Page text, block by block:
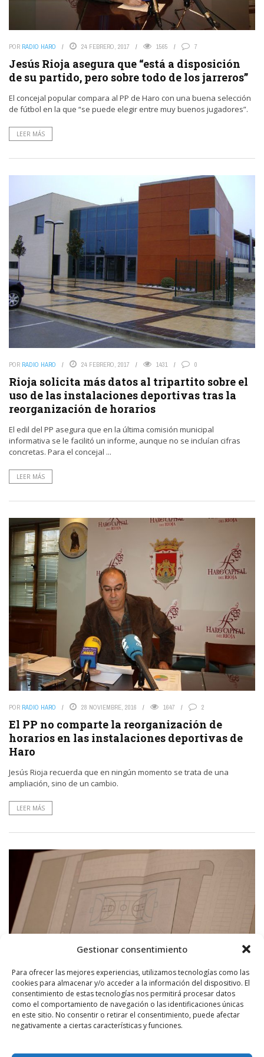
Gestionar consentimiento
Para ofrecer las mejores experiencias, utilizamos tecnologías como las
cookies para almacenar y/o acceder a la información del dispositivo. El
consentimiento de estas tecnologías nos permitirá procesar datos
como el comportamiento de navegación o las identificaciones únicas
en este sitio. No consentir o retirar el consentimiento, puede afectar
negativamente a ciertas características y funciones.
POR RADIO HARO 24 FEBRERO, 2017 1565 7
Jesús Rioja asegura que “está a disposición
de su partido, pero sobre todo de los jarreros”
El concejal popular compara al PP de Haro con una buena selección
de fútbol en la que “se puede elegir entre muy buenos jugadores”.
LEER MÁS
POR RADIO HARO 24 FEBRERO, 2017 1431 0
Rioja solicita más datos al tripartito sobre el
uso de las instalaciones deportivas tras la
reorganización de horarios
El edil del PP asegura que en la última comisión municipal
informativa se le facilitó un informe, aunque no se incluían cifras
concretas. Para el concejal ...
LEER MÁS
POR RADIO HARO 28 NOVIEMBRE, 2016 1647 2
El PP no comparte la reorganización de
horarios en las instalaciones deportivas de
Haro
Jesús Rioja recuerda que en ningún momento se trata de una
ampliación, sino de un cambio.
LEER MÁS
PORRADIO HARO